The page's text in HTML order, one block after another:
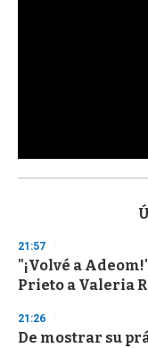
s
d
s
o
f
3
s
21:57
"¡Volvé a
Prieto a Valeria
21:26
De mostrar su